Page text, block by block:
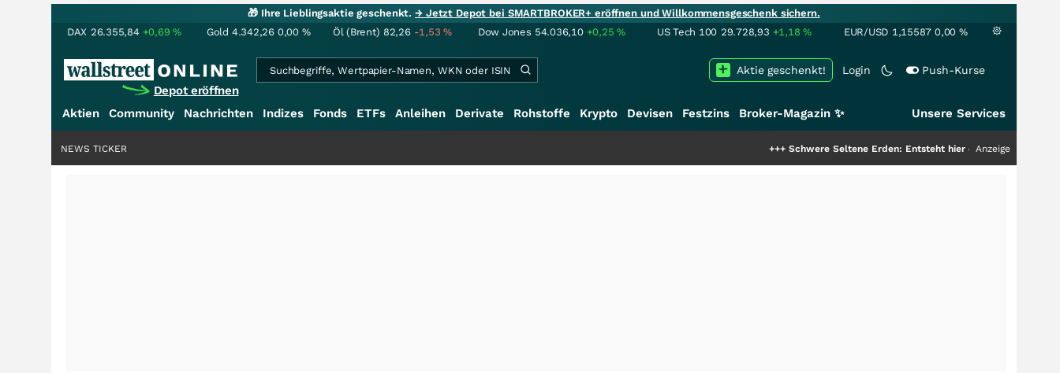
🎁 Ihre Lieblingsaktie geschenkt.→ Jetzt Depot bei SMARTBROKER+ eröffnen und Willkommensgeschenk sichern.
DAX 26.355,84 +0,69% Gold 4.342,26 0,00 % Öl (Brent) 82,26 -1,53% Dow Jones 54.036,10 +0,25% US Tech 100 29.728,93 +1,18% EUR/USD 1,15587 0,00 %
Depot eröffnen
Login Push-Kurse
Aktie geschenkt!
Aktien Community Nachrichten Indizes Fonds ETFs Anleihen Derivate Rohstoffe Krypto Devisen Festzins Broker-Magazin ✨ Unsere Services
Schwere Seltene Erden: Entsteht hier die nächste Milliardenstory?
Anzeige
NEWS TICKER